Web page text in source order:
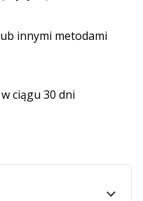
innymi metodami
ciągu 30 dni